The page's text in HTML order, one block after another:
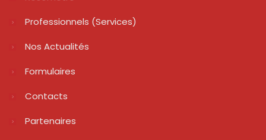
Professionnels (services)
Nos Actualités
Formulaires
Contacts
Partenaires